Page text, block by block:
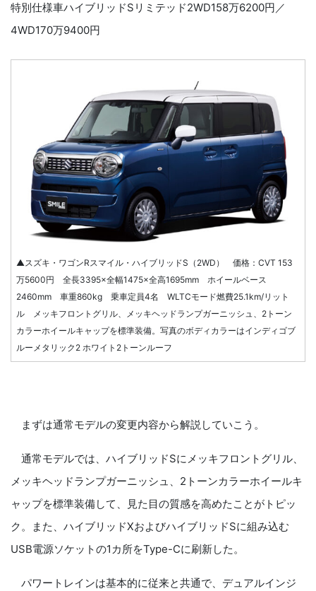
特別仕様車ハイブリッドSリミテッド2WD158万6200円／
4WD170万9400円
▲スズキ・ワゴンRスマイル・ハイブリッドS（2WD） 価格：CVT 153
万5600円 全長3395×全幅1475×全高1695mm ホイールベース
2460mm 車重860kg 乗車定員4名 WLTCモード燃費25.1km/リット
ル メッキフロントグリル、メッキヘッドランプガーニッシュ、2トーン
カラーホイールキャップを標準装備。写真のボディカラーはインディゴブ
ルーメタリック2 ホワイト2トーンルーフ
まずは通常モデルの変更内容から解説していこう。
通常モデルでは、ハイブリッドSにメッキフロントグリル、
メッキヘッドランプガーニッシュ、2トーンカラーホイールキ
ャップを標準装備して、見た目の質感を高めたことがトピッ
ク。また、ハイブリッドXおよびハイブリッドSに組み込む
USB電源ソケットの1カ所をType-Cに刷新した。
パワートレインは基本的に従来と共通で、デュアルインジ